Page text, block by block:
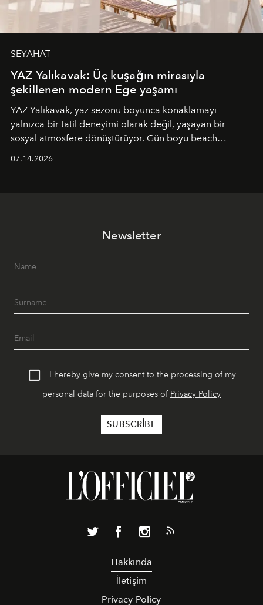
SEYAHAT
YAZ Yalıkavak: Üç kuşağın mirasıyla
şekillenen modern Ege yaşamı
YAZ Yalıkavak, yaz sezonu boyunca konaklamayı
yalnızca bir tatil deneyimi olarak değil, yaşayan bir
sosyal atmosfere dönüştürüyor. Gün boyu beach
geceye taşıyarak her hafta farklı bir deneyim sunuyor.
07.14.2026
Newsletter
I hereby give my consent to the processing of my
personal data for the purposes of Privacy Policy
Hakkında
İletişim
Privacy Policy